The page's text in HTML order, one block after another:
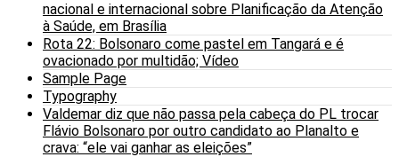
nacional e internacional sobre Planificação da Atenção
à Saúde, em Brasília
Rota 22: Bolsonaro come pastel em Tangará e é
ovacionado por multidão; Vídeo
Sample Page
Typography
Valdemar diz que não passa pela cabeça do PL trocar
Flávio Bolsonaro por outro candidato ao Planalto e
crava: “ele vai ganhar as eleições”